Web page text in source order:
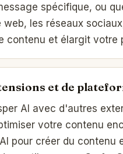
spécifique, ou
web, les réseaux
contenu et élargit votre
et de
AI avec d'autres
votre contenu
pour créer du